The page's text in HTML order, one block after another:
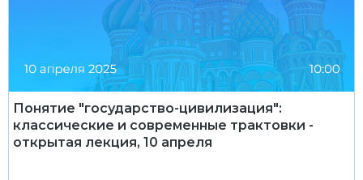
Понятие "государство-цивилизация":
классические и современные трактовки -
открытая лекция, 10 апреля